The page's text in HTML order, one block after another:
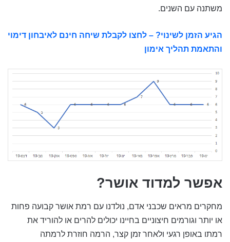
משתנה עם השנים.
הגיע הזמן לשינוי? – לחצו לקבלת שיחה חינם לאיבחון דימוי
והתאמת תהליך אימון
אפשר למדוד אושר?
מחקרים מראים שכבני אדם, נולדנו עם רמת אושר קבועה פחות
או יותר וגורמים חיצוניים בחיינו יכולים להרים או להוריד את
רמתו באופן רגעי ולאחר זמן קצר, הרמה חוזרת לרמתה